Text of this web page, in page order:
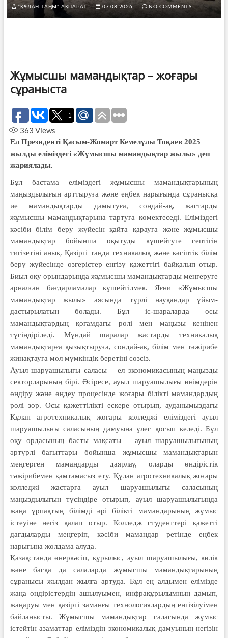
"ҚҰЛАН ТАҢЫ" АҚПАРАТ. 07.08.2026 NO COMMENTS
Жұмысшы мамандықтар – жоғары
сұраныста
1
363 Views
Ел Президенті Қасым-Жомарт Кемелұлы Тоқаев 2025
жылды еліміздегі «Жұмысшы мамандықтар жылы» деп
жариялады.
Бұл бастама еліміздегі жұмысшы мамандықтарының
маңыздылығын арттыруға және еңбек нарығында сұранысқа
ие мамандықтарды дамытуға, сондай-ақ, жастарды
жұмысшы мамандықтарына тартуға көмектеседі. Еліміздегі
кәсіби білім беру жүйесін қайта қарауға және жұмысшы
мамандықтар бойынша оқытуды күшейтуге септігін
тигізетіні анық. Қазіргі таңда техникалық және кәсіптік білім
беру жүйесінде өзгерістер енгізу қажеттігі байқалып отыр.
Биыл оқу орындарында жұмысшы мамандықтарды меңгеруге
арналған бағдарламалар күшейтілмек. Яғни «Жұмысшы
мамандықтар жы­лы» аясында түрлі науқандар ұйым­
дастырылатын болады. Бұл іс-шараларда осы
мамандықтардың қоғамдағы рөлі мен маңызы кеңінен
түсіндіріледі. Мұндай шаралар жастарды техникалық
мамандықтарға қызықтыруға, сондай-ақ, білім мен тәжірибе
жинақтауға мол мүмкіндік беретіні сөзсіз.
Ауыл шаруашылығы саласы – ел экономикасының маңызды
сектор­ларының бірі. Әсіресе, ауыл шаруа­шылығы өнімдерін
өндіру және өңдеу процесінде жоғары білікті мамандардың
рөлі зор. Осы қажеттілікті ескере отырып, ауданымыздағы
Құлан агротехникалық жоғары колледжі еліміздегі ауыл
шаруашылығы сала­сының дамуына үлес қосып келеді. Бұл
оқу ордасының басты мақсаты – ауыл шаруа­шылығының
әртүрлі бағыттары бойынша жұмысшы мамандықтарын
меңгерген мамандарды даярлау, оларды өндірістік
тәжірибемен қамтамасыз ету. Құлан агротехникалық жоғары
колледжі жастарға ауыл шаруашылығы саласының
маңыздылығын түсіндіре отырып, ауыл шаруашылығында
жаңа ұрпақтың білімді әрі білікті мамандарының жұмыс
істеуіне негіз қалап отыр. Колледж студенттері қажетті
дағдыларды меңгеріп, кәсіби мамандар ретінде еңбек
нарығына жолдама алуда.
Қазақстанда өнеркәсіп, құрылыс, ауыл шаруашылығы, көлік
және басқа да салаларда жұмысшы мамандықтарының
сұранысы жылдан жылға артуда. Бұл ең алдымен елімізде
жаңа өндірістердің ашылуымен, инфрақұрылымның дамып,
жаңаруы мен қазіргі заманғы технологиялардың енгізілуімен
байланысты. Жұмысшы мамандықтар саласында жұмыс
істейтін азаматтар еліміздің экономикалық дамуының негізін